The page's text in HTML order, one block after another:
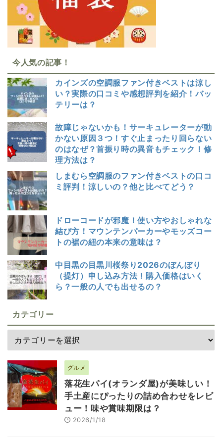
今人気の記事！
カインズの空調服ファン付きベストは涼し
い？実際の口コミや感想評判を紹介！バッ
テリーは？
故障じゃないかも！サーキュレーターが動
かない原因３つ！すぐ止まったり回らない
のはなぜ？首振り時の異音もチェック！修
理方法は？
しまむら空調服のファン付きベストの口コ
ミ評判！涼しいの？他と比べてどう？
ドローコードが邪魔！使い方やおしゃれな
結び方！マウンテンパーカーやモッズコー
トの裾の紐の本来の意味は？
中目黒の目黒川桜祭り2026のぼんぼり
（提灯）申し込み方法！購入価格はいく
ら？一般の人でも出せるの？
カテゴリー
グルメ
落花生パイ(オランダ屋)が美味しい！
手土産にぴったりの詰め合わせをレビ
ュー！味や賞味期限は？
2026/1/18